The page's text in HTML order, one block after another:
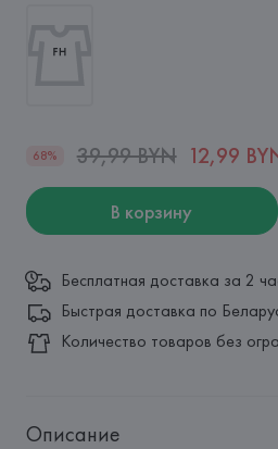
68% 39,99 BYN 12,99
В корзину
Бесплатная доставка за 2
Быстрая доставка по
Количество товаров без
Описание